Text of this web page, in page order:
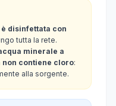
è disinfettata con
tutta la rete.
minerale a
contiene cloro:
alla sorgente.